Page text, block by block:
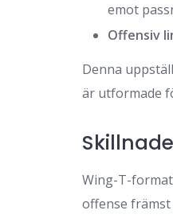
emot
Offensiv
Denna
är utformade
Wing-T-
offense